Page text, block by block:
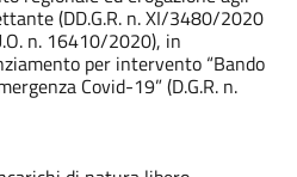
(DD.G.R. n. XI/3480/2020
n. 16410/2020), in
per intervento “Bando
Covid-19” (D.G.R. n.